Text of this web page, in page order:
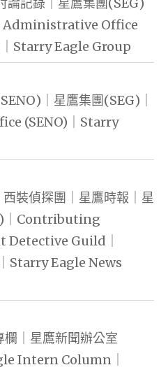
Administrative Office
Starry Eagle Group
｜星鷹集團(SEG)｜
(SENO)｜Starry
裝偵探團｜星鷹時報｜星
｜Contributing
Guild｜
Starry Eagle News
｜星鷹新聞辦公室
Intern Column｜